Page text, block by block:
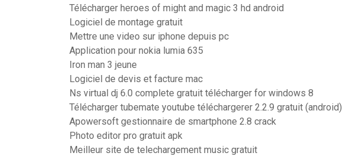
Télécharger heroes of might and magic 3 hd android
Logiciel de montage gratuit
Mettre une video sur iphone depuis pc
Application pour nokia lumia 635
Iron man 3 jeune
Logiciel de devis et facture mac
Ns virtual dj 6.0 complete gratuit télécharger for windows 8
Télécharger tubemate youtube téléchargerer 2.2.9 gratuit (android)
Apowersoft gestionnaire de smartphone 2.8 crack
Photo editor pro gratuit apk
Meilleur site de telechargement music gratuit